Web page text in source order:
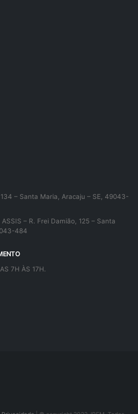
– Santa Maria, Aracaju – SE, 49043-
ASSIS – R. Frei Damião, 125 – Santa
484
7H ÀS 17H.